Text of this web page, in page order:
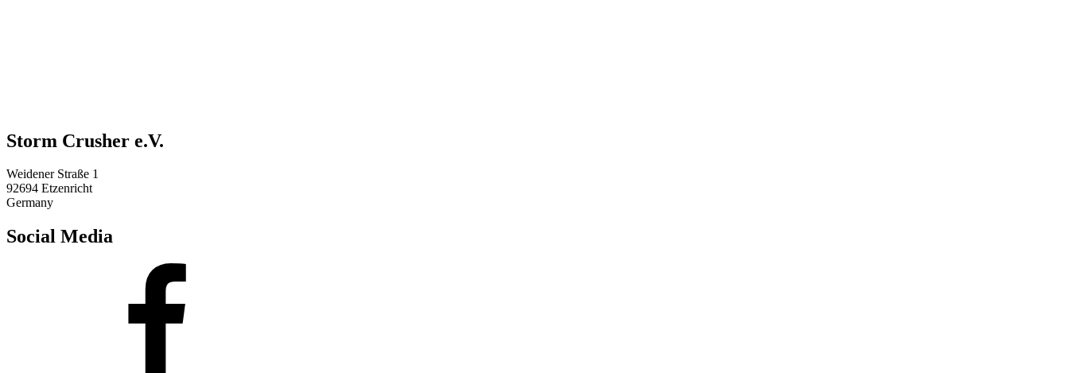
Storm Crusher e.V.
Weidener Straße 1
92694 Etzenricht
Germany
Social Media